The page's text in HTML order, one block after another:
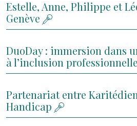
Estelle, Anne, Philippe et
Genève
DuoDay : immersion dans
à l’inclusion professionnelle
Partenariat entre
Handicap